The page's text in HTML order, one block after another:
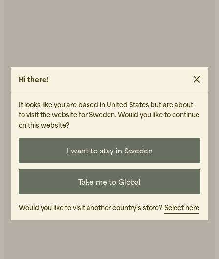
NUDIE JEANS
Karita T-Shirt NJCO Pin
900 SEK
AMERICAN VINTAGE
Fizvalley Cendre Vintage
NYHET NYHET
Hi there!
It looks like you are based in United States but are about
to visit the website for Sweden. Would you like to continue
on this website?
I want to stay in Sweden
Take me to Global
Would you like to visit another country's store? Select here